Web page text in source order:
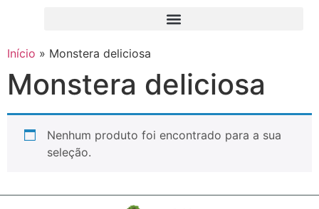
Início » Monstera deliciosa
Monstera deliciosa
Nenhum produto foi encontrado para a sua
seleção.